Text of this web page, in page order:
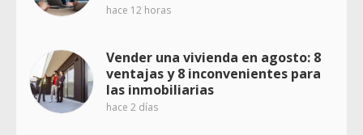
hace 12 horas
Vender una vivienda en agosto: 8
ventajas y 8 inconvenientes para
las inmobiliarias
hace 2 días